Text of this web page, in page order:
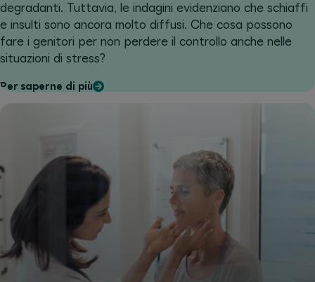
degradanti. Tuttavia, le indagini evidenziano che schiaffi
e insulti sono ancora molto diffusi. Che cosa possono
fare i genitori per non perdere il controllo anche nelle
situazioni di stress?
Per saperne di più